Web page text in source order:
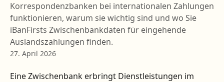
Korrespondenzbanken bei internationalen Zahlungen
funktionieren, warum sie wichtig sind und wo Sie
iBanFirsts Zwischenbankdaten für eingehende
Auslandszahlungen finden.
27. April 2026
Eine Zwischenbank erbringt Dienstleistungen im